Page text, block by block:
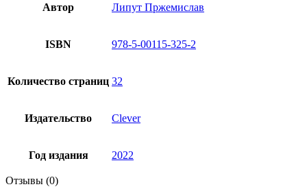
Автор Липут Пржемислав
ISBN 978-5-00115-325-2
Количество страниц 32
Издательство Clever
Год издания 2022
Отзывы (0)